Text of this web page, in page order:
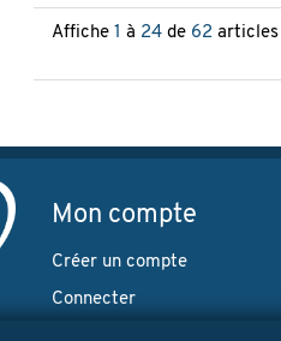
Affiche 1 à 24 de 62 articles
Mon compte
Créer un compte
Connecter